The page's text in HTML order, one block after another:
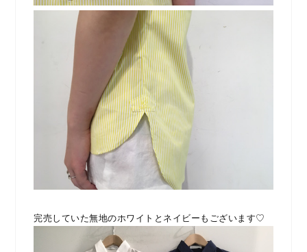
完売していた無地のホワイトとネイビーもございます♡